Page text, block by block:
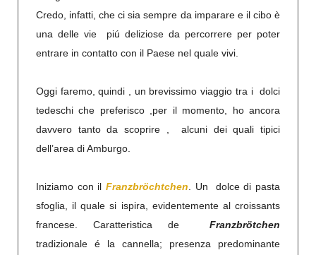
Credo, infatti, che ci sia sempre da imparare e il cibo è
una delle vie piú deliziose da percorrere per poter
entrare in contatto con il Paese nel quale vivi.
Oggi faremo, quindi , un brevissimo viaggio tra i dolci
tedeschi che preferisco ,per il momento, ho ancora
davvero tanto da scoprire , alcuni dei quali tipici
dell’area di Amburgo.
Iniziamo con il Franzbröchtchen . Un dolce di pasta
sfoglia, il quale si ispira, evidentemente al croissants
francese. Caratteristica de Franzbrötchen
tradizionale é la cannella; presenza predominante